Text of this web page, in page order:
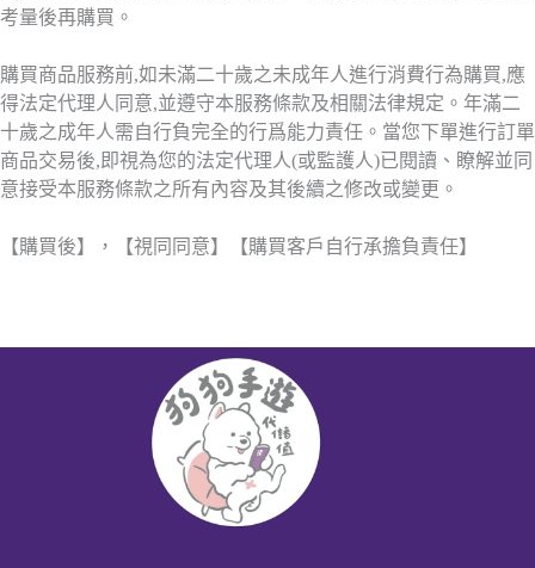
考量後再購買。
購買商品服務前,如未滿二十歲之未成年人進行消費行為購買,應
得法定代理人同意,並遵守本服務條款及相關法律規定。年滿二
十歲之成年人需自行負完全的行爲能力責任。當您下單進行訂單
商品交易後,即視為您的法定代理人(或監護人)已閱讀、瞭解並同
意接受本服務條款之所有內容及其後續之修改或變更。
【購買後】，【視同同意】【購買客戶自行承擔負責任】